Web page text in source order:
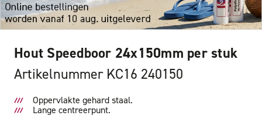
Hout Speedboor 24x150mm per stuk
Artikelnummer KC16 240150
Oppervlakte gehard staal.
Lange centreerpunt.